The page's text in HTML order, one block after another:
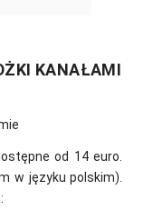
KANAŁAMI
od 14 euro.
w języku polskim).